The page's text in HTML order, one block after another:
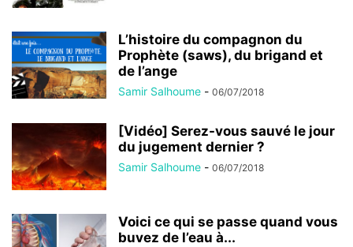
L’histoire du compagnon du
Prophète (saws), du brigand et
de l’ange
Samir Salhoume - 06/07/2018
[Vidéo] Serez-vous sauvé le jour
du jugement dernier ?
Samir Salhoume - 06/07/2018
Voici ce qui se passe quand vous
buvez de l’eau à...